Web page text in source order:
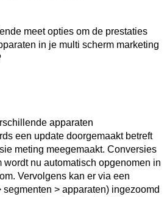
meet opties om de prestaties
in je multi scherm marketing
verschillende apparaten
een update doorgemaakt betreft
meting meegemaakt. Conversies
nu automatisch opgenomen in
Vervolgens kan er via een
> apparaten) ingezoomd